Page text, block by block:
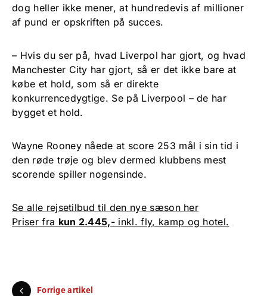
dog heller ikke mener, at hundredevis af millioner
af pund er opskriften på succes.
– Hvis du ser på, hvad Liverpol har gjort, og hvad
Manchester City har gjort, så er det ikke bare at
købe et hold, som så er direkte
konkurrencedygtige. Se på Liverpool – de har
bygget et hold.
Wayne Rooney nåede at score 253 mål i sin tid i
den røde trøje og blev dermed klubbens mest
scorende spiller nogensinde.
Se alle rejsetilbud til den nye sæson her
Priser fra kun 2.445,- inkl. fly, kamp og hotel.
Forrige artikel